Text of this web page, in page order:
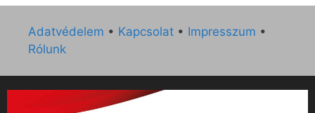
Adatvédelem • Kapcsolat • Impresszum •
Rólunk